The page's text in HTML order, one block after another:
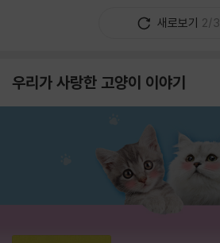
새로보기 2/3
우리가 사랑한 고양이 이야기